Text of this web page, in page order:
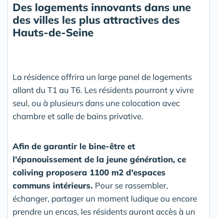
Des logements innovants dans une
des villes les plus attractives des
Hauts-de-Seine
La résidence offrira un large panel de logements
allant du T1 au T6. Les résidents pourront y vivre
seul, ou à plusieurs dans une colocation avec
chambre et salle de bains privative.
Afin de garantir le bine-être et
l'épanouissement de la jeune génération, ce
coliving proposera 1100 m2 d'espaces
communs intérieurs. Pour se rassembler,
échanger, partager un moment ludique ou encore
prendre un encas, les résidents auront accès à un